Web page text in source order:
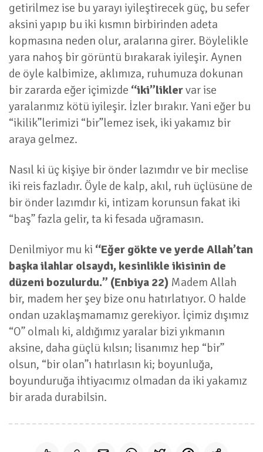
getirilmez ise bu yarayı iyileştirecek güç, bu sefer
aksini yapıp bu iki kısmın birbirinden adeta
kopmasına neden olur, aralarına girer. Böylelikle
yara nahoş bir görüntü bırakarak iyileşir. Aynen
de öyle kalbimize, aklımıza, ruhumuza dokunan
bir zararda eğer içimizde “iki”liklervar ise
yaralarımız kötü iyileşir. İzler bırakır. Yani eğer bu
“ikilik”lerimizi “bir”lemez isek, iki yakamız bir
araya gelmez.
Nasıl ki üç kişiye bir önder lazımdır ve bir meclise
iki reis fazladır. Öyle de kalp, akıl, ruh üçlüsüne de
bir önder lazımdır ki, intizam korunsun fakat iki
“baş” fazla gelir, ta ki fesada uğramasın.
Denilmiyor mu ki “Eğer gökte ve yerde Allah’tan
başka ilahlar olsaydı, kesinlikle ikisinin de
düzeni bozulurdu.” (Enbiya 22) Madem Allah
bir, madem her şey bize onu hatırlatıyor. O halde
ondan uzaklaşmamamız gerekiyor. İçimiz dışımız
“O” olmalı ki, aldığımız yaralar bizi yıkmanın
aksine, daha güçlü kılsın; lisanımız hep “bir”
olsun, “bir olan”ı hatırlasın ki; boyunluğa,
boyunduruğa ihtiyacımız olmadan da iki yakamız
bir arada durabilsin.